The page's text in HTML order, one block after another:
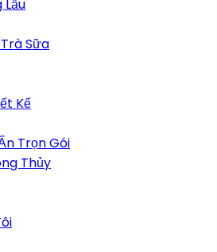
Lẩu
Sữa
Kế
Trọn Gói
Thủy